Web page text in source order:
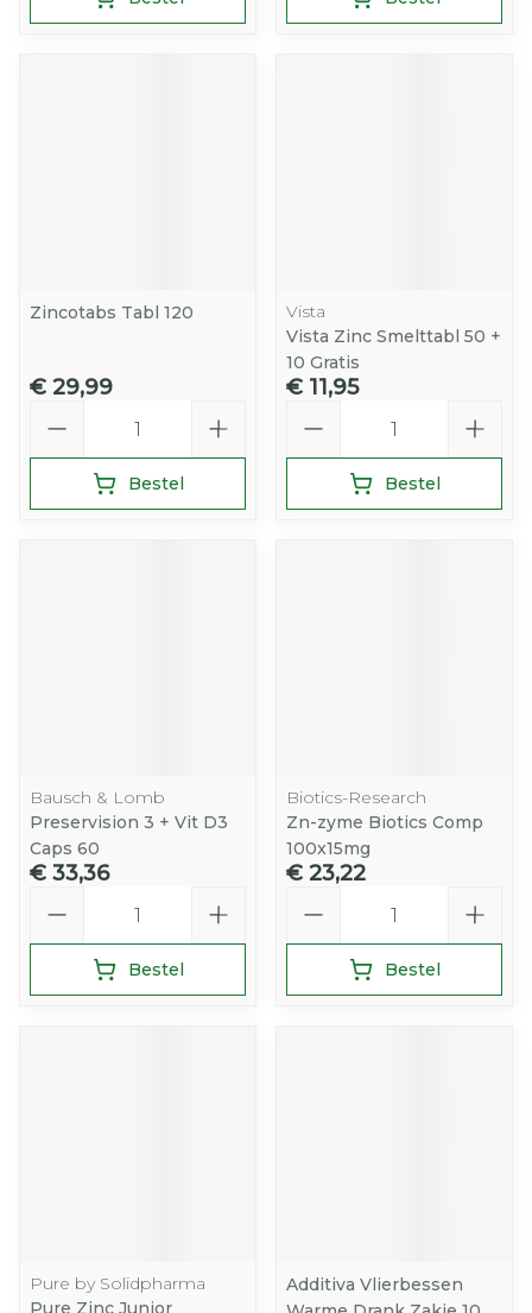
Zincotabs Tabl 120
€ 29,99
Bestel
Vista
Vista Zinc Smelttabl 50 +
10 Gratis
€ 11,95
Bestel
Bausch & Lomb
Preservision 3 + Vit D3
Caps 60
€ 33,36
Bestel
Biotics-Research
Zn-zyme Biotics Comp
100x15mg
€ 23,22
Bestel
Pure by Solidpharma
Pure Zinc Junior
Additiva Vlierbessen